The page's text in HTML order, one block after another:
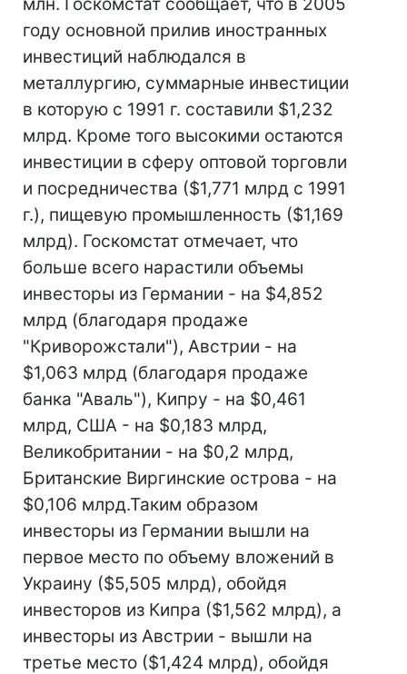
году основной прилив иностранных
инвестиций наблюдался в
металлургию, суммарные инвестиции
в которую с 1991 г. составили $1,232
млрд. Кроме того высокими остаются
инвестиции в сферу оптовой торговли
и посредничества ($1,771 млрд с 1991
г.), пищевую промышленность ($1,169
млрд). Госкомстат отмечает, что
больше всего нарастили объемы
инвесторы из Германии - на $4,852
млрд (благодаря продаже
"Криворожстали"), Австрии - на
$1,063 млрд (благодаря продаже
банка "Аваль"), Кипру - на $0,461
млрд, США - на $0,183 млрд,
Великобритании - на $0,2 млрд,
Британские Виргинские острова - на
$0,106 млрд.Таким образом
инвесторы из Германии вышли на
первое место по объему вложений в
Украину ($5,505 млрд), обойдя
инвесторов из Кипра ($1,562 млрд), а
инвесторы из Австрии - вышли на
третье место ($1,424 млрд), обойдя